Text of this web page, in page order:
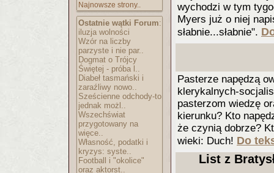
Najnowsze strony..
Ostatnie wątki Forum:
iluzja wolności
Wzór na liczby
parzyste i nie par..
Dogmat o Trójcy
Świętej - próba l..
Diabeł tasmański i
zaraźliwy nowo..
Sześcienne odchody-to
jednak możl..
Wszechświat
przygotowany na
więce..
Własność, podatki i
kryzys: syste..
Football i "okolice"
oraz aktorst..
wychodzi w tym
Myers już o niej
słabnie...słabnie".
Pasterze napędzą
klerykalnych-
pasterzom wiedzę
kierunku? Kto
że czynią dobrze?
wieki: Duch! Do
List z